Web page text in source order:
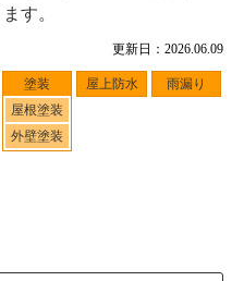
更新日：2026.06.09
塗装
屋根塗装
外壁塗装
屋上防水 雨漏り
す。